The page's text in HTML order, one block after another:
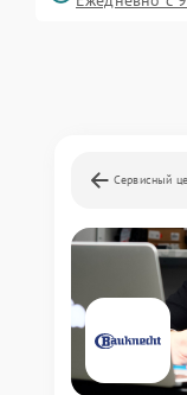
Сервисный